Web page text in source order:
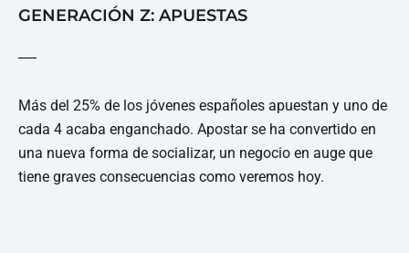
GENERACIÓN Z: APUESTAS
Más del 25% de los jóvenes españoles apuestan y uno de
cada 4 acaba enganchado. Apostar se ha convertido en
una nueva forma de socializar, un negocio en auge que
tiene graves consecuencias como veremos hoy.